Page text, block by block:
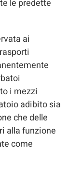
le predette
ai
i mezzi
adibito sia
che delle
alla funzione
come